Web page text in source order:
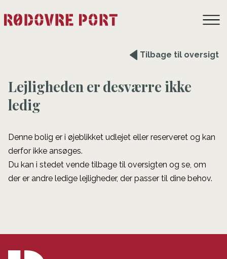
Tilbage til oversigt
Lejligheden er desværre ikke
ledig
Denne bolig er i øjeblikket udlejet eller reserveret og kan
derfor ikke ansøges.
Du kan i stedet vende tilbage til oversigten og se, om
der er andre ledige lejligheder, der passer til dine behov.